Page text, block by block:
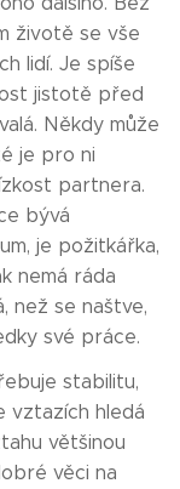
životě se vše
lidí. Je spíše
jistotě před
Někdy může
je pro ni
partnera.
bývá
je požitkářka,
nemá ráda
než se naštve,
své práce.
stabilitu,
vztazích hledá
většinou
věci na